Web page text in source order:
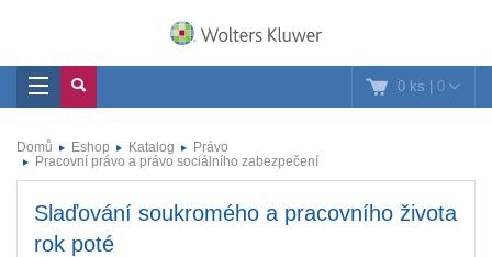
0 ks | 0
Domů Eshop Katalog
Právo
Pracovní právo a právo sociálního zabezpečení
Slaďování soukromého a pracovního života
rok poté